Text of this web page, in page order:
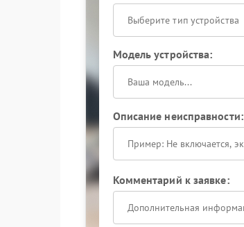
Выберите тип устройства
Модель устройства:
Описание неисправности:
Комментарий к заявке: